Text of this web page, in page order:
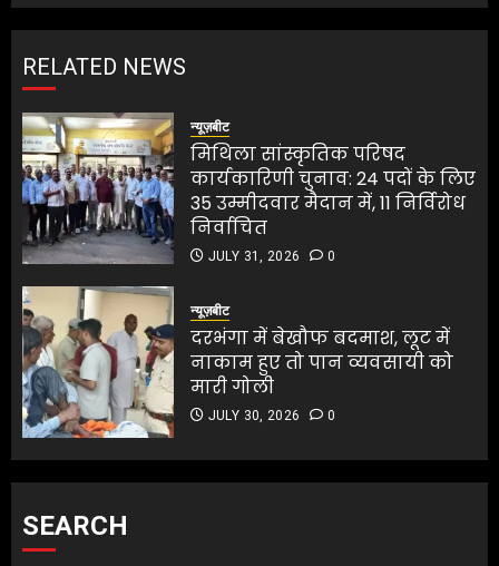
RELATED NEWS
न्यूज़बीट
मिथिला सांस्कृतिक परिषद
कार्यकारिणी चुनाव: 24 पदों के लिए
35 उम्मीदवार मैदान में, 11 निर्विरोध
निर्वाचित
JULY 31, 2026 0
न्यूज़बीट
दरभंगा में बेखौफ बदमाश, लूट में
नाकाम हुए तो पान व्यवसायी को
मारी गोली
JULY 30, 2026 0
SEARCH